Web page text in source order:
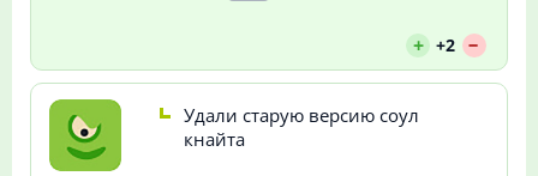
+ +2 --
Удали старую версию соул
кнайта